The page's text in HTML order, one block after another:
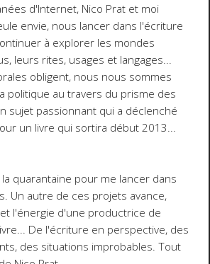
d'Internet, Nico Prat et moi
envie, nous lancer dans l'écriture
à explorer les mondes
leurs rites, usages et langages...
obligent, nous nous sommes
politique au travers du prisme des
sujet passionnant qui a déclenché
un livre qui sortira début 2013...
la quarantaine pour me lancer dans
Un autre de ces projets avance,
l'énergie d'une productrice de
De l'écriture en perspective, des
des situations improbables. Tout